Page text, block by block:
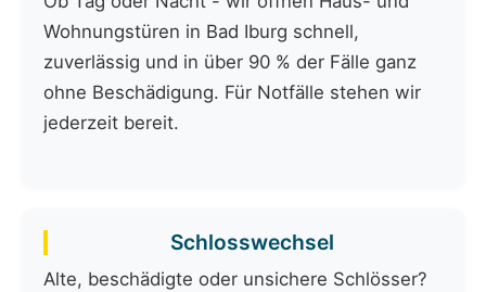
Wohnungstüren in Bad Iburg schnell,
zuverlässig und in über 90 % der Fälle ganz
ohne Beschädigung. Für Notfälle stehen wir
jederzeit bereit.
Schlosswechsel
Alte, beschädigte oder unsichere Schlösser?